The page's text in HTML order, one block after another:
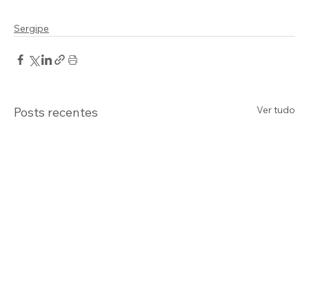
Sergipe
Posts recentes Ver tudo